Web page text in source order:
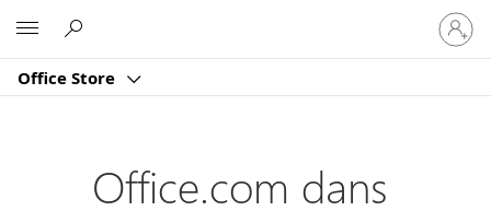
Office Store
vous
à
compte
Office.com dans